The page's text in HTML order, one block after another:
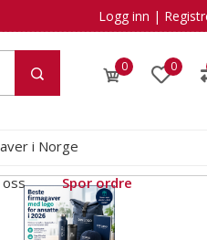
Logg inn |
0 0
i Norge
Spor ordre